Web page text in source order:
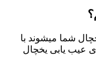
شما میشوند با
عیب یابی یخچال